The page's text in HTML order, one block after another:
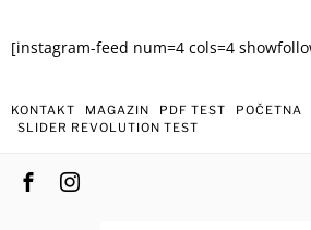
[instagram-feed num=4 cols=4
KONTAKT MAGAZIN PDF TEST
POČETNA
SLIDER REVOLUTION TEST